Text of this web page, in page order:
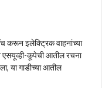
करून इलेक्ट्रिक वाहनांच्या
कूपेची आतील रचना
गाडीच्या आतील